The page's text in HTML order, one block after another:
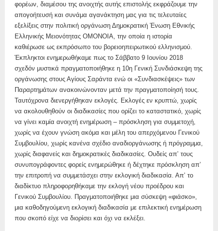
φορέων, διαμέσου της ανοιχτής αυτής επιστολής εκφράζουμε την
απογοήτευσή και συνάμα αγανάκτηση μας για τις τελευταίες
εξελίξεις στην πολιτική οργάνωση Δημοκρατική Ένωση Εθνικής
Ελληνικής Μειονότητας ΟΜΟΝΟΙΑ, την οποία η ιστορία
καθιέρωσε ως εκπρόσωπο του βορειοηπειρωτικού ελληνισμού.
Έκπληκτοι ενημερωθήκαμε πως το Σάββατο 9 Ιουνίου 2018
σχεδόν μυστικά πραγματοποιήθηκε η 10η Γενική Συνδιάσκεψη της
οργάνωσης στους Αγίους Σαράντα ενώ οι «Συνδιασκέψεις» των
Παραρτημάτων ανακοινώνονταν μετά την πραγματοποίησή τους.
Ταυτόχρονα διενεργήθηκαν εκλογές. Εκλογές εν κρυπτώ, χωρίς
να ακολουθηθούν οι διαδικασίες που ορίζει το καταστατικό, χωρίς
να γίνει καμία ανοιχτή ενημέρωση – πρόσκληση για συμμετοχή,
χωρίς να έχουν γνώση ακόμα και μέλη του απερχόμενου Γενικού
Συμβουλίου, χωρίς κανένα σχέδιο αναδιοργάνωσης ή πρόγραμμα,
χωρίς διαφανείς και δημοκρατικές διαδικασίες. Ουδείς απ’ τους
συνυπογράφοντες φορείς ενημερώθηκε ή δέχτηκε πρόσκληση απ’
την επιτροπή να συμμετάσχει στην εκλογική διαδικασία. Απ’ το
διαδίκτυο πληροφορηθήκαμε την εκλογή νέου προέδρου και
Γενικού Συμβουλίου. Πραγματοποιήθηκε μια σύσκεψη «φιάσκο»,
μια καθοδηγούμενη εκλογική διαδικασία με επιλεκτική ενημέρωση
που σκοπό είχε να διορίσει και όχι να εκλέξει.